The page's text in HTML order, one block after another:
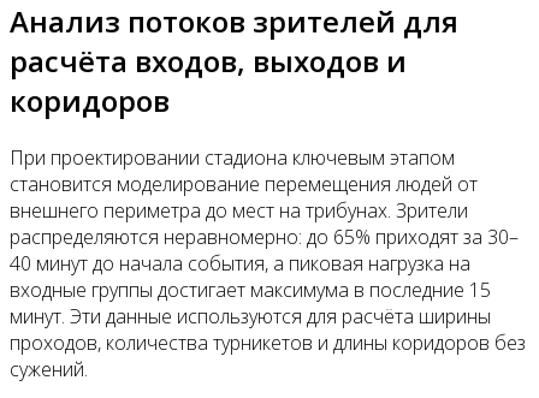
Анализ потоков зрителей для
расчёта входов, выходов и
коридоров
При проектировании стадиона ключевым этапом
становится моделирование перемещения людей от
внешнего периметра до мест на трибунах. Зрители
распределяются неравномерно: до 65% приходят за 30–
40 минут до начала события, а пиковая нагрузка на
входные группы достигает максимума в последние 15
минут. Эти данные используются для расчёта ширины
проходов, количества турникетов и длины коридоров без
сужений.